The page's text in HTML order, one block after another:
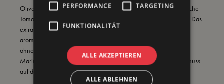
Olivenöl von SENF.DE eignet sich besonders gut für Salate, frische
Tomaten, Antipasti, mediterranes Gemüse und knuspriges Brot. Das
extra native Olivenöl aus Andalusien besitzt ein fruchtiges und
aromatisches Geschmacksprofil, das frische Zutaten verfeinert,
ohne sie zu überdecken. Auch als Grundlage für Dressings,
Marinaden und Dips bringt es authentischen mediterranen Genuss
auf den Teller.
PERFORMANCE TARGETING
FUNKTIONALITÄT
ALLE AKZEPTIEREN
ALLE ABLEHNEN